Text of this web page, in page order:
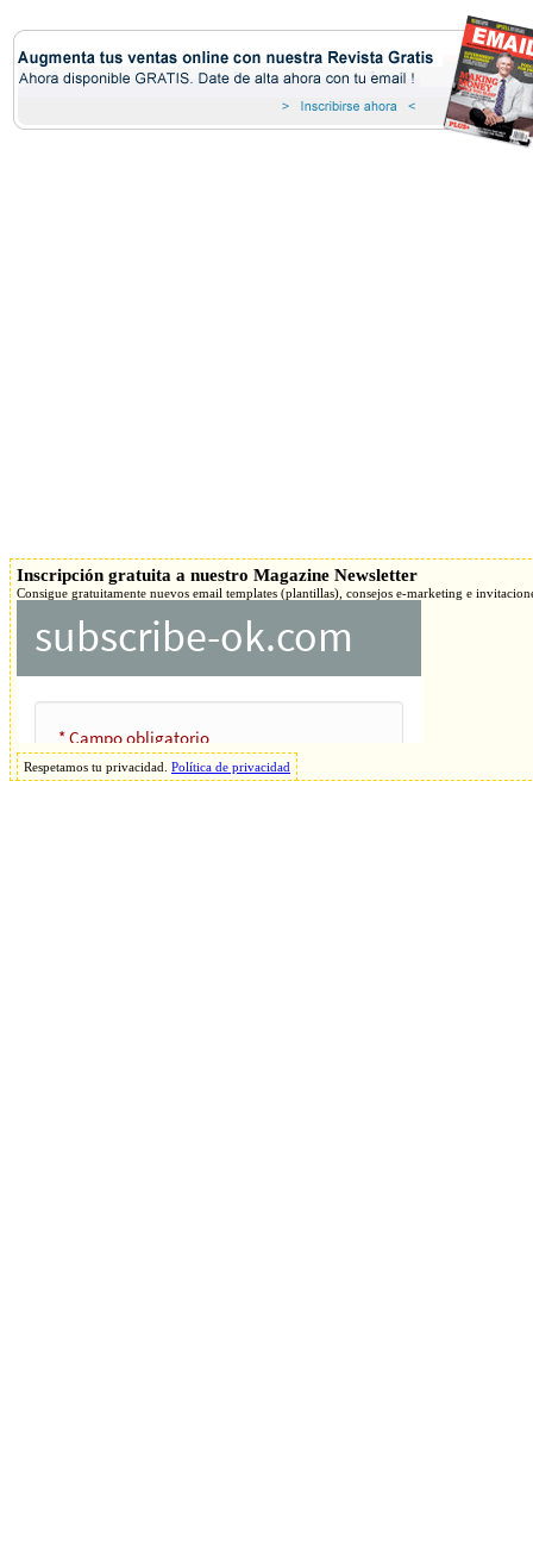
Inscripción gratuita a nuestro Magazine Newsletter
Consigue gratuitamente nuevos email templates (plantillas), consejos e-marketing e
Respetamos tu privacidad. Política de privacidad